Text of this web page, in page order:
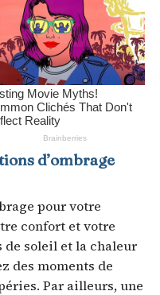
d’ombrage
pour votre
confort et votre
de soleil et la chaleur
des moments de
Par ailleurs, une